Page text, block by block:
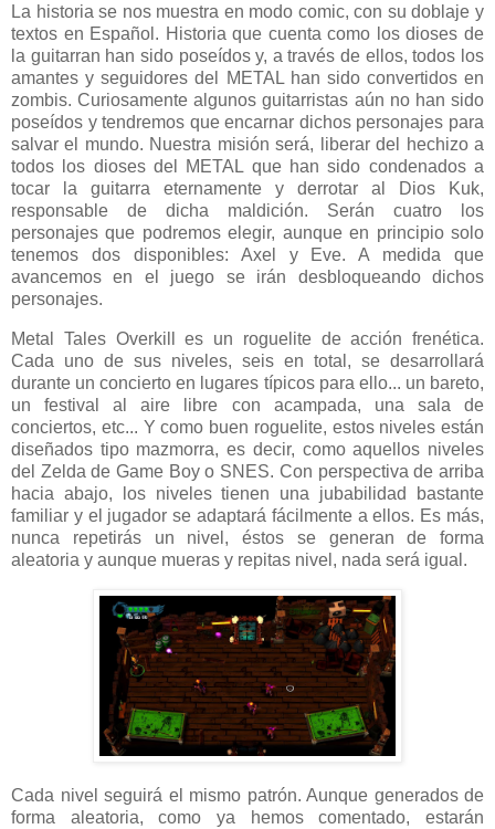
La historia se nos muestra en modo comic, con su doblaje y
textos en Español. Historia que cuenta como los dioses de
la guitarran han sido poseídos y, a través de ellos, todos los
amantes y seguidores del METAL han sido convertidos en
zombis. Curiosamente algunos guitarristas aún no han sido
poseídos y tendremos que encarnar dichos personajes para
salvar el mundo. Nuestra misión será, liberar del hechizo a
todos los dioses del METAL que han sido condenados a
tocar la guitarra eternamente y derrotar al Dios Kuk,
responsable de dicha maldición. Serán cuatro los
personajes que podremos elegir, aunque en principio solo
tenemos dos disponibles: Axel y Eve. A medida que
avancemos en el juego se irán desbloqueando dichos
personajes.
Metal Tales Overkill es un roguelite de acción frenética.
Cada uno de sus niveles, seis en total, se desarrollará
durante un concierto en lugares típicos para ello... un bareto,
un festival al aire libre con acampada, una sala de
conciertos, etc... Y como buen roguelite, estos niveles están
diseñados tipo mazmorra, es decir, como aquellos niveles
del Zelda de Game Boy o SNES. Con perspectiva de arriba
hacia abajo, los niveles tienen una jubabilidad bastante
familiar y el jugador se adaptará fácilmente a ellos. Es más,
nunca repetirás un nivel, éstos se generan de forma
aleatoria y aunque mueras y repitas nivel, nada será igual.
Cada nivel seguirá el mismo patrón. Aunque generados de
forma aleatoria, como ya hemos comentado, estarán